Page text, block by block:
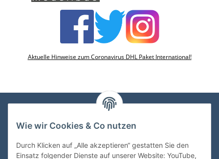
Aktuelle Hinweise zum Coronavirus DHL Paket International!
VDMedien24.de
Kasernenstraße 6-10
Wie wir Cookies & Co nutzen
Durch Klicken auf „Alle akzeptieren“ gestatten Sie den
Einsatz folgender Dienste auf unserer Website: YouTube,